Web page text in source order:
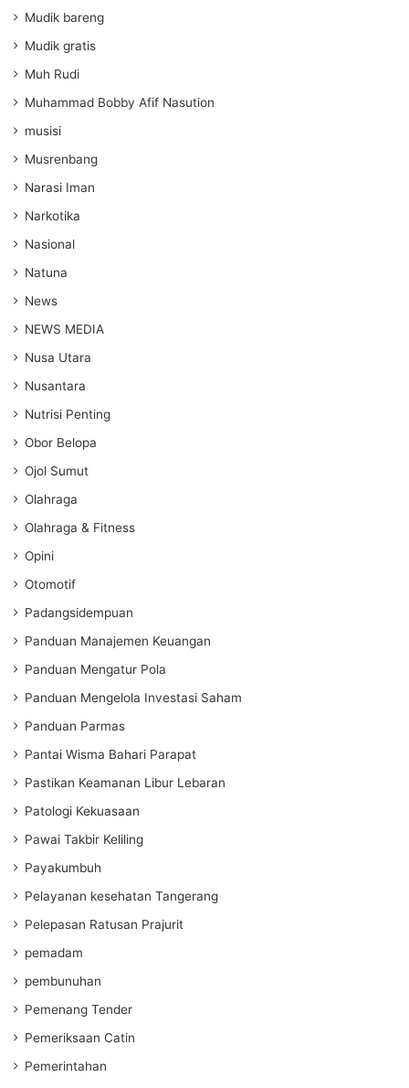
Mudik bareng
Mudik gratis
Muh Rudi
Muhammad Bobby Afif Nasution
musisi
Musrenbang
Narasi Iman
Narkotika
Nasional
Natuna
News
NEWS MEDIA
Nusa Utara
Nusantara
Nutrisi Penting
Obor Belopa
Ojol Sumut
Olahraga
Olahraga & Fitness
Opini
Otomotif
Padangsidempuan
Panduan Manajemen Keuangan
Panduan Mengatur Pola
Panduan Mengelola Investasi Saham
Panduan Parmas
Pantai Wisma Bahari Parapat
Pastikan Keamanan Libur Lebaran
Patologi Kekuasaan
Pawai Takbir Keliling
Payakumbuh
Pelayanan kesehatan Tangerang
Pelepasan Ratusan Prajurit
pemadam
pembunuhan
Pemenang Tender
Pemeriksaan Catin
Pemerintahan